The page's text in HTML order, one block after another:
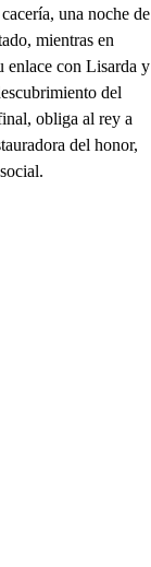
una noche de
mientras en
enlace con Lisarda y
del
obliga al rey a
del honor,